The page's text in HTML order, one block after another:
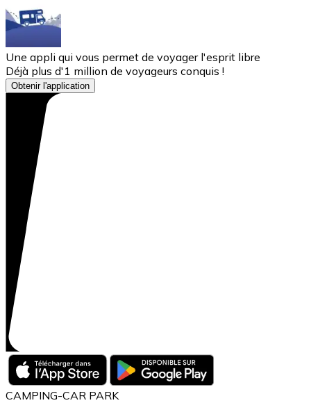
Une appli qui vous permet de voyager l'esprit libre
Déjà plus d'1 million de voyageurs conquis !
Obtenir l'application
CAMPING-CAR PARK